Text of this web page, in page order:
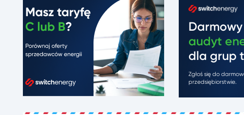
Darmowy
audyt
dla grup
Zgłoś się do
przedsiębiorstwie.